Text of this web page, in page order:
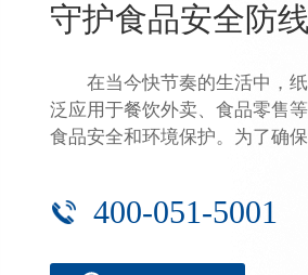
守护食品安全防
在当今快节奏的生活中，纸
泛应用于餐饮外卖、食品零售
食品安全和环境保护。为了确
400-051-5001